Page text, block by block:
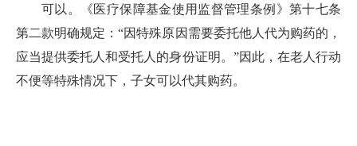
可以。《医疗保障基金使用监督管理条例》第十七条
第二款明确规定：“因特殊原因需要委托他人代为购药的，
应当提供委托人和受托人的身份证明。”因此，在老人行动
不便等特殊情况下，子女可以代其购药。